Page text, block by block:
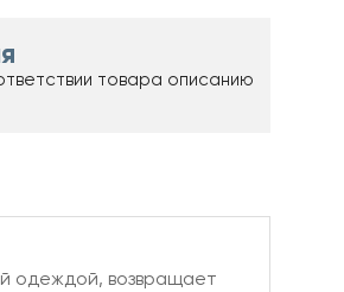
товара описанию
одеждой, возвращает